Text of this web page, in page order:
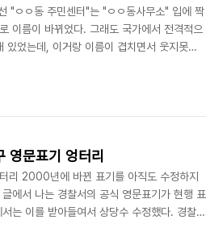
"ㅇㅇ동 주민센터"는 "ㅇㅇ동사무소" 입에 짝
이름이 바뀌었다. 그래도 국가에서 전격적으
었는데, 이거랑 이름이 겹치면서 웃지못할
쩌겠나? 이미 다 바뀌어버렸다. 영어 표기,
"ㅇ..
문표기 엉터리
2000년에 바뀐 표기를 아직도 수정하지
에서 나는 경찰서의 공식 영문표기가 현행 표
는 이를 받아들여서 상당수 수정했다. 경찰서